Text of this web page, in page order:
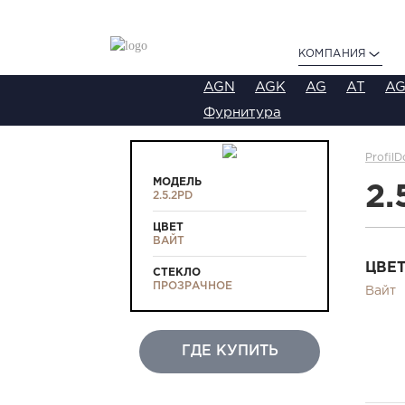
КОМПАНИЯ
AGN AGK AG AT
Фурнитура
МОДЕЛЬ
2.5.2PD
ЦВЕТ
ВАЙТ
СТЕКЛО
ПРОЗРАЧНОЕ
ГДЕ КУПИТЬ
ЦВЕТ
Вайт